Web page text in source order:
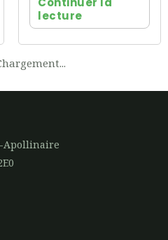
lecture
Apollinaire